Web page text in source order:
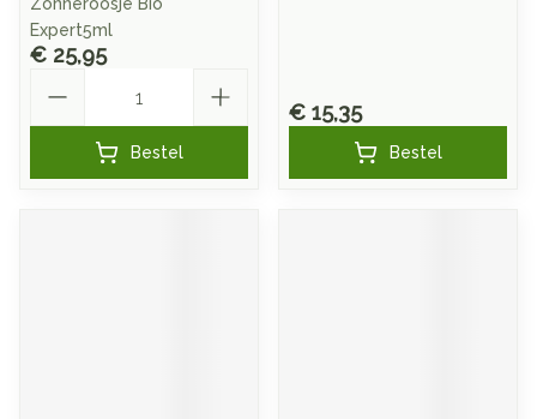
Expert5ml
€ 25,95
Bestel
€ 15,35
Bestel